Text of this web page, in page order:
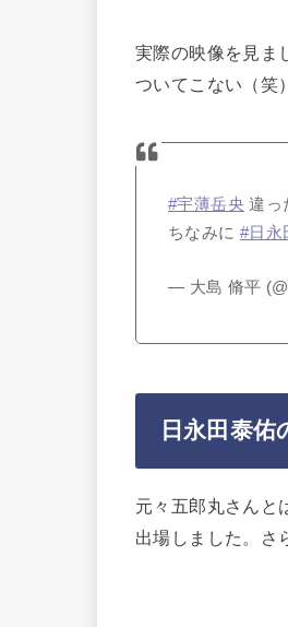
実際の映像を見ま
ついてこない（笑
#宇薄岳央 違っ
ちなみに #日永
— 大島 脩平
日永田泰佑
元々五郎丸さんと
出場しました。さ